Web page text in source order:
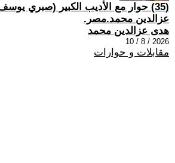
(35) حوار مع الأديب الكبير (صبري
عزالدين محمد.مصر.
هدى عزالدين محمد
2026 / 8 / 10
مقابلات و حوارات